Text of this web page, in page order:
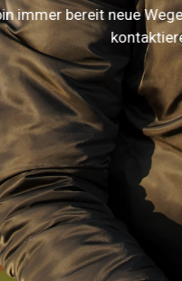
immer bereit neue